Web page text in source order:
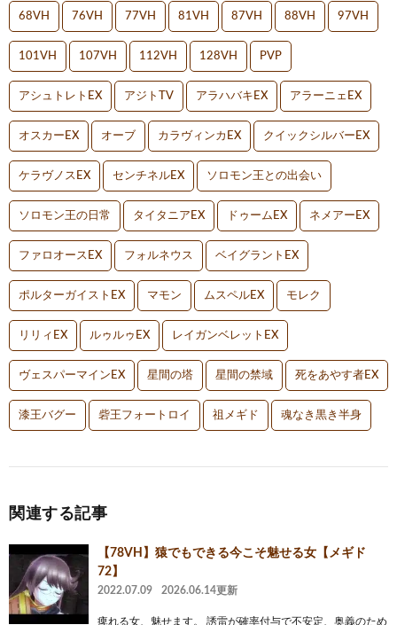
68VH 76VH 77VH 81VH 87VH 88VH 97VH
101VH 107VH 112VH 128VH PVP
アシュトレトEX アジトTV アラハバキEX アラーニェEX
オスカーEX オーブ カラヴィンカEX クイックシルバーEX
ケラヴノスEX センチネルEX ソロモン王との出会い
ソロモン王の日常 タイタニアEX ドゥームEX ネメアーEX
ファロオースEX フォルネウス ベイグラントEX
ポルターガイストEX マモン ムスペルEX モレク
リリィEX ルゥルゥEX レイガンベレットEX
ヴェスパーマインEX 星間の塔 星間の禁域 死をあやす者EX
漆王バグー 砦王フォートロイ 祖メギド 魂なき黒き半身
関連する記事
【78VH】猿でもできる今こそ魅せる女【メギド
72】
2022.07.09 2026.06.14更新
痺れる女、魅せます。 誘雷が確率付与で不安定、奥義のため